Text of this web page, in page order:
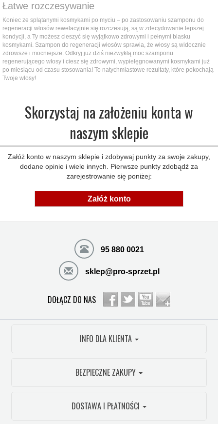
Łatwe rozczesywanie
Koniec ze splątanymi kosmykami po myciu – po zastosowaniu szamponu do
regeneracji włosów rewelacyjnie się rozczesują, są w zdecydowanie lepszej
kondycji, a Ty możesz cieszyć się wyjątkowo zdrowymi i pełnymi blasku
kosmykami. Szampon do regeneracji włosów sprawia, że włosy są widocznie
zdrowsze i mocniejsze. Odkryj już dziś niezwykłą moc szamponu
regenerującego włosy i ciesz się zdrowymi, wypielęgnowanymi kosmykami już
po miesiącu od czasu stosowania! To natychmiastowe rezultaty, które pokochają
Twoje włosy!
Skorzystaj na założeniu konta w
naszym sklepie
Załóż konto w naszym sklepie i zdobywaj punkty za swoje zakupy,
dodane opinie i wiele innych. Pierwsze punkty zdobądź za
zarejestrowanie się poniżej:
Załóż konto
95 880 0021
sklep@pro-sprzet.pl
DOŁĄCZ DO NAS
INFO DLA KLIENTA
BEZPIECZNE ZAKUPY
DOSTAWA I PŁATNOŚCI